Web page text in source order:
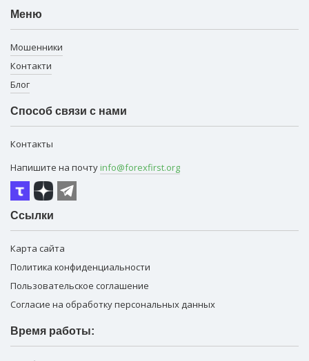
Меню
Мошенники
Контакти
Блог
Способ связи с нами
Контакты
Напишите на почту info@forexfirst.org
Ссылки
Карта сайта
Политика конфиденциальности
Пользовательское соглашение
Согласие на обработку персональных данных
Время работы: